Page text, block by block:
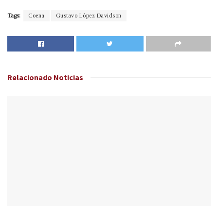
Tags: Coena Gustavo López Davidson
Relacionado Noticias